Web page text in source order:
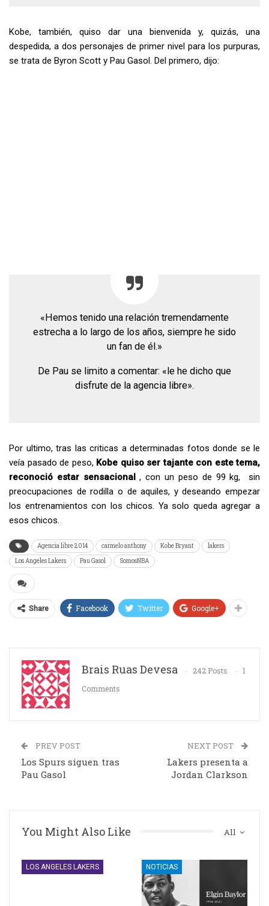
Kobe, también, quiso dar una bienvenida y, quizás, una
despedida, a dos personajes de primer nivel para los purpuras,
se trata de Byron Scott y Pau Gasol. Del primero, dijo:
«Hemos tenido una relación tremendamente
estrecha a lo largo de los años, siempre he sido
un fan de él.»
De Pau se limito a comentar: «le he dicho que
disfrute de la agencia libre».
Por ultimo, tras las criticas a determinadas fotos donde se le
veía pasado de peso, Kobe quiso ser tajante con este tema,
reconoció estar sensacional, con un peso de 99 kg, sin
preocupaciones de rodilla o de aquiles, y deseando empezar
los entrenamientos con los chicos. Ya solo queda agregar a
esos chicos.
Agencia libre 2014 carmelo anthony Kobe Bryant
lakers
Los Angeles Lakers
Pau Gasol SomosNBA
Share Facebook Twitter Google+
Brais Ruas Devesa 242 Posts
1
Comments
PREV POST
Los Spurs siguen tras
Pau Gasol
NEXT POST
Lakers presenta a
Jordan Clarkson
All
You Might Also Like
LOS ANGELES LAKERS NOTICIAS